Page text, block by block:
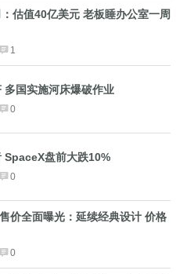
估值40亿美元 老板睡办公室一周
1
多国实施河床爆破作业
0
SpaceX盘前大跌10%
0
价全面曝光：延续经典设计 价格
0